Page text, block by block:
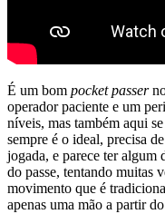
É um bom pocket passer
operador paciente e um
níveis, mas também aqui
sempre é o ideal, precisa
jogada, e parece ter algum
do passe, tentando muitas
movimento que é
apenas uma mão a partir